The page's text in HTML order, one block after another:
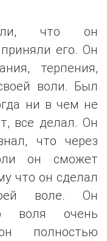
что он
его. Он
терпения,
воли. Был
ни в чем не
все делал. Он
что через
он сможет
что он сделал
воле. Он
воля очень
полностью